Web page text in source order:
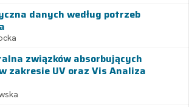
danych według potrzeb
związków absorbujących
zakresie UV oraz Vis Analiza